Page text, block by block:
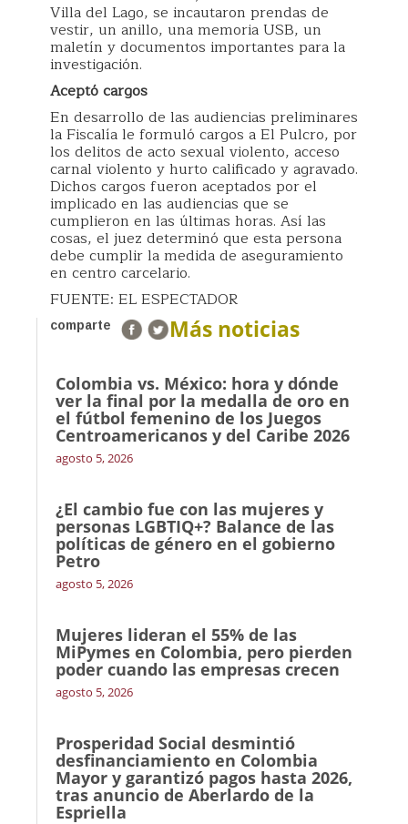
Villa del Lago, se incautaron prendas de
vestir, un anillo, una memoria USB, un
maletín y documentos importantes para la
investigación.
Aceptó cargos
En desarrollo de las audiencias preliminares
la Fiscalía le formuló cargos a El Pulcro, por
los delitos de acto sexual violento, acceso
carnal violento y hurto calificado y agravado.
Dichos cargos fueron aceptados por el
implicado en las audiencias que se
cumplieron en las últimas horas. Así las
cosas, el juez determinó que esta persona
debe cumplir la medida de aseguramiento
en centro carcelario.
FUENTE: EL ESPECTADOR
comparte Más noticias
Colombia vs. México: hora y dónde
ver la final por la medalla de oro en
el fútbol femenino de los Juegos
Centroamericanos y del Caribe 2026
agosto 5, 2026
¿El cambio fue con las mujeres y
personas LGBTIQ+? Balance de las
políticas de género en el gobierno
Petro
agosto 5, 2026
Mujeres lideran el 55% de las
MiPymes en Colombia, pero pierden
poder cuando las empresas crecen
agosto 5, 2026
Prosperidad Social desmintió
desfinanciamiento en Colombia
Mayor y garantizó pagos hasta 2026,
tras anuncio de Aberlardo de la
Espriella